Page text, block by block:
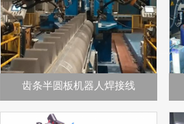
齿条半圆板机器人焊接线